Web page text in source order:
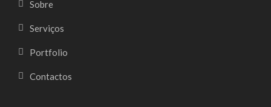
Sobre
Serviços
Portfolio
Contactos